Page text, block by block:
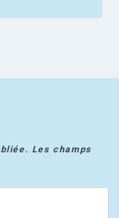
Les champs